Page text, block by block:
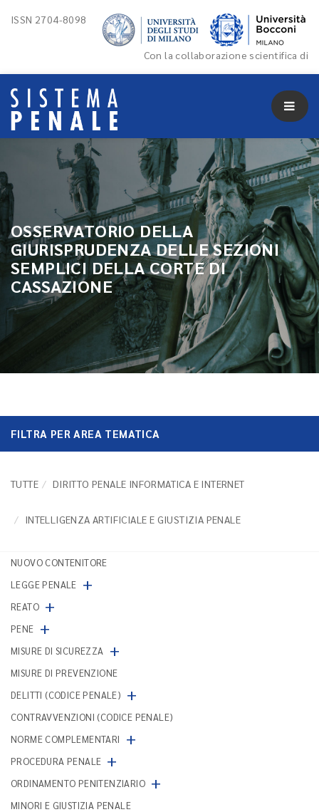
ISSN 2704-8098
Con la collaborazione scientifica di
OSSERVATORIO DELLA
GIURISPRUDENZA DELLE SEZIONI
SEMPLICI DELLA CORTE DI
CASSAZIONE
FILTRA PER AREA TEMATICA
TUTTE DIRITTO PENALE INFORMATICA E INTERNET
INTELLIGENZA ARTIFICIALE E GIUSTIZIA PENALE
NUOVO CONTENITORE
LEGGE PENALE +
REATO +
PENE +
MISURE DI SICUREZZA +
MISURE DI PREVENZIONE
DELITTI (CODICE PENALE) +
CONTRAVVENZIONI (CODICE PENALE)
NORME COMPLEMENTARI
+
PROCEDURA PENALE +
ORDINAMENTO PENITENZIARIO +
MINORI E GIUSTIZIA PENALE